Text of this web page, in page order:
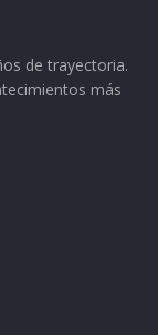
de trayectoria.
más